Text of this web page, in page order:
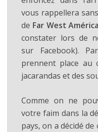
vous rappellera
de Far West
constater lors de
sur Facebook).
prennent place au
jacarandas et des
Comme on ne
votre faim dans la
pays, on a décidé